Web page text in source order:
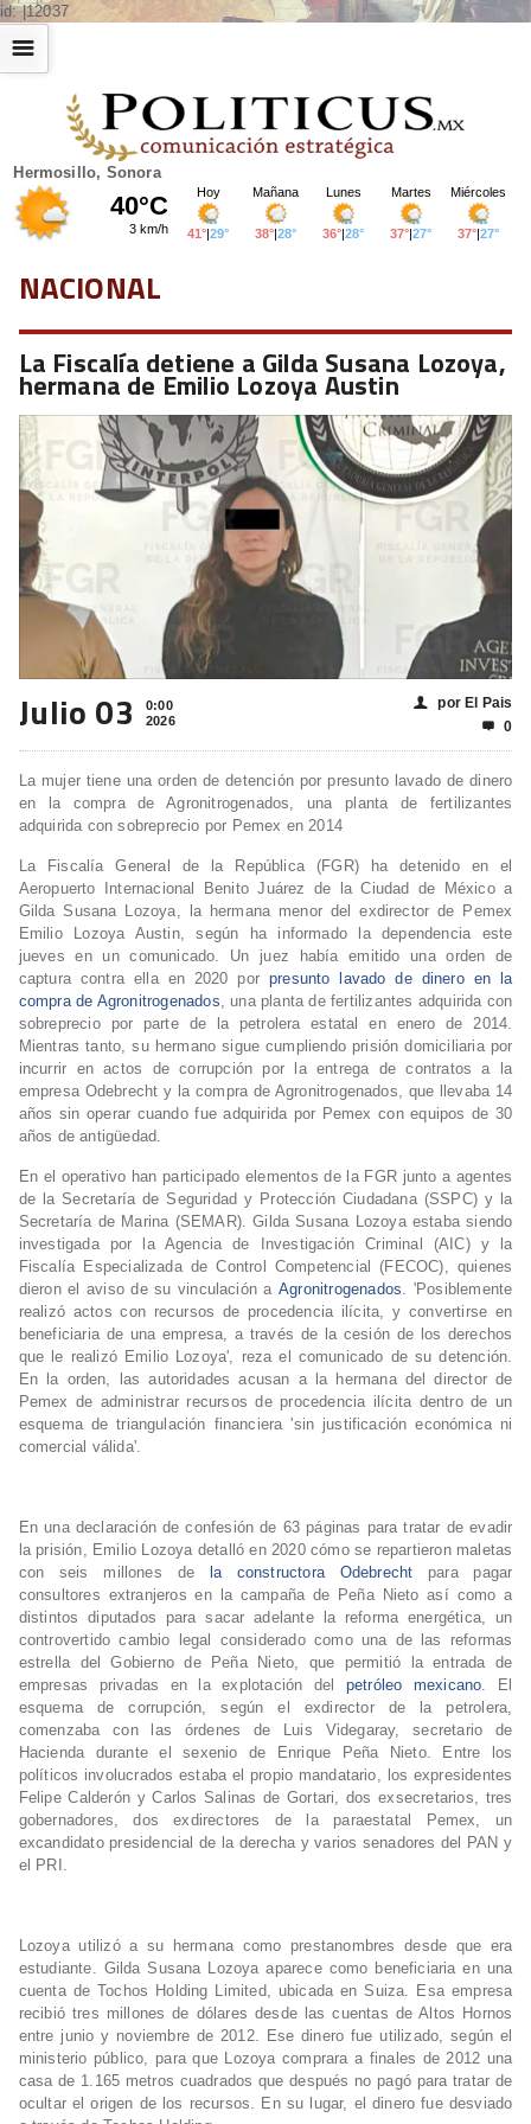
id: |12037
Hermosillo, Sonora
☰
NACIONAL
La Fiscalía detiene a Gilda Susana Lozoya,
hermana de Emilio Lozoya Austin
Julio 03
0:00
2026
👤 por El Pais
 0
La mujer tiene una orden de detención por presunto lavado de dinero
en la compra de Agronitrogenados, una planta de fertilizantes
adquirida con sobreprecio por Pemex en 2014
La Fiscalía General de la República (FGR) ha detenido en el
Aeropuerto Internacional Benito Juárez de la Ciudad de México a
Gilda Susana Lozoya, la hermana menor del exdirector de Pemex
Emilio Lozoya Austin, según ha informado la dependencia este
jueves en un comunicado. Un juez había emitido una orden de
captura contra ella en 2020 por presunto lavado de dinero en la
compra de Agronitrogenados, una planta de fertilizantes adquirida con
sobreprecio por parte de la petrolera estatal en enero de 2014.
Mientras tanto, su hermano sigue cumpliendo prisión domiciliaria por
incurrir en actos de corrupción por la entrega de contratos a la
empresa Odebrecht y la compra de Agronitrogenados, que llevaba 14
años sin operar cuando fue adquirida por Pemex con equipos de 30
años de antigüedad.
En el operativo han participado elementos de la FGR junto a agentes
de la Secretaría de Seguridad y Protección Ciudadana (SSPC) y la
Secretaría de Marina (SEMAR). Gilda Susana Lozoya estaba siendo
investigada por la Agencia de Investigación Criminal (AIC) y la
Fiscalía Especializada de Control Competencial (FECOC), quienes
dieron el aviso de su vinculación a Agronitrogenados. 'Posiblemente
realizó actos con recursos de procedencia ilícita, y convertirse en
beneficiaria de una empresa, a través de la cesión de los derechos
que le realizó Emilio Lozoya', reza el comunicado de su detención.
En la orden, las autoridades acusan a la hermana del director de
Pemex de administrar recursos de procedencia ilícita dentro de un
esquema de triangulación financiera 'sin justificación económica ni
comercial válida'.
En una declaración de confesión de 63 páginas para tratar de evadir
la prisión, Emilio Lozoya detalló en 2020 cómo se repartieron maletas
con seis millones de
la constructora Odebrecht
para pagar
consultores extranjeros en la campaña de Peña Nieto así como a
distintos diputados para sacar adelante la reforma energética, un
controvertido cambio legal considerado como una de las reformas
estrella del Gobierno de Peña Nieto, que permitió la entrada de
empresas privadas en la explotación del
petróleo mexicano. El
esquema de corrupción, según el exdirector de la petrolera,
comenzaba con las órdenes de Luis Videgaray, secretario de
Hacienda durante el sexenio de Enrique Peña Nieto. Entre los
políticos involucrados estaba el propio mandatario, los expresidentes
Felipe Calderón y Carlos Salinas de Gortari, dos exsecretarios, tres
gobernadores, dos exdirectores de la paraestatal Pemex, un
excandidato presidencial de la derecha y varios senadores del PAN y
el PRI.
Lozoya utilizó a su hermana como prestanombres desde que era
estudiante. Gilda Susana Lozoya aparece como beneficiaria en una
cuenta de Tochos Holding Limited, ubicada en Suiza. Esa empresa
recibió tres millones de dólares desde las cuentas de Altos Hornos
entre junio y noviembre de 2012. Ese dinero fue utilizado, según el
ministerio público, para que Lozoya comprara a finales de 2012 una
casa de 1.165 metros cuadrados que después no pagó para tratar de
ocultar el origen de los recursos. En su lugar, el dinero fue desviado